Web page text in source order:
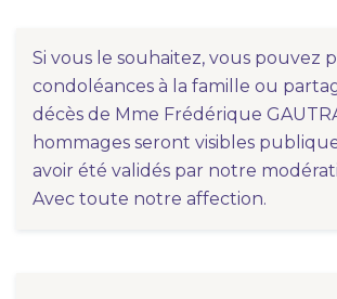
Si vous le souhaitez, vous pouvez
condoléances à la famille ou
décès de Mme Frédérique
hommages seront visibles
avoir été validés par notre
Avec toute notre affection.